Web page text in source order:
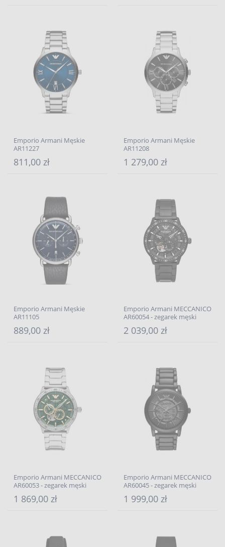
Emporio Armani Męskie
AR11227
811,00 zł
Emporio Armani Męskie
AR11208
1 279,00 zł
Emporio Armani Męskie
AR11105
889,00 zł
Emporio Armani MECCANICO
AR60054 - zegarek męski
2 039,00 zł
Emporio Armani MECCANICO
AR60053 - zegarek męski
1 869,00 zł
Emporio Armani MECCANICO
AR60045 - zegarek męski
1 999,00 zł